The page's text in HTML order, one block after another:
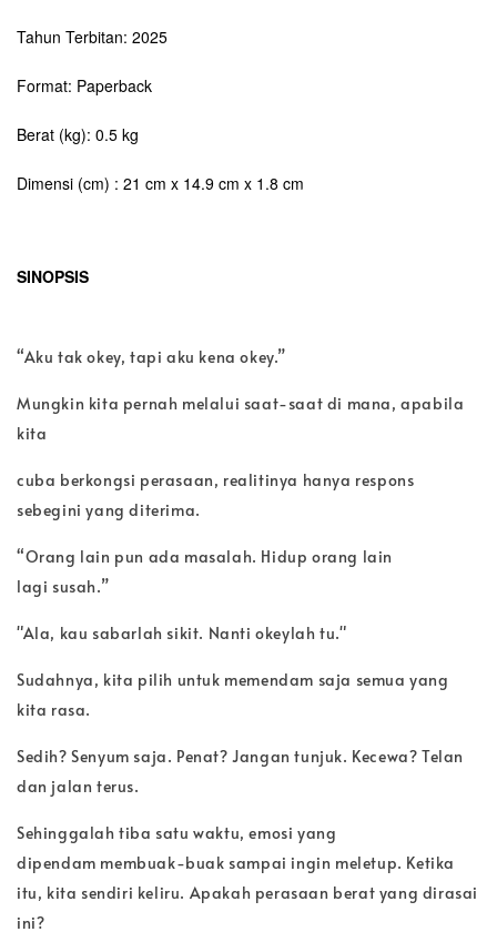
Tahun Terbitan: 2025
Format: Paperback
Berat (kg): 0.5 kg
Dimensi (cm) : 21 cm x 14.9 cm x 1.8 cm
SINOPSIS
“Aku tak okey, tapi aku kena okey.”
Mungkin kita pernah melalui saat-saat di mana, apabila
kita
cuba berkongsi perasaan, realitinya hanya respons
sebegini yang diterima.
“Orang lain pun ada masalah. Hidup orang lain
lagi susah.”
"Ala, kau sabarlah sikit. Nanti okeylah tu."
Sudahnya, kita pilih untuk memendam saja semua yang
kita rasa.
Sedih? Senyum saja. Penat? Jangan tunjuk. Kecewa? Telan
dan jalan terus.
Sehinggalah tiba satu waktu, emosi yang
dipendam membuak-buak sampai ingin meletup. Ketika
itu, kita sendiri keliru. Apakah perasaan berat yang dirasai
ini?